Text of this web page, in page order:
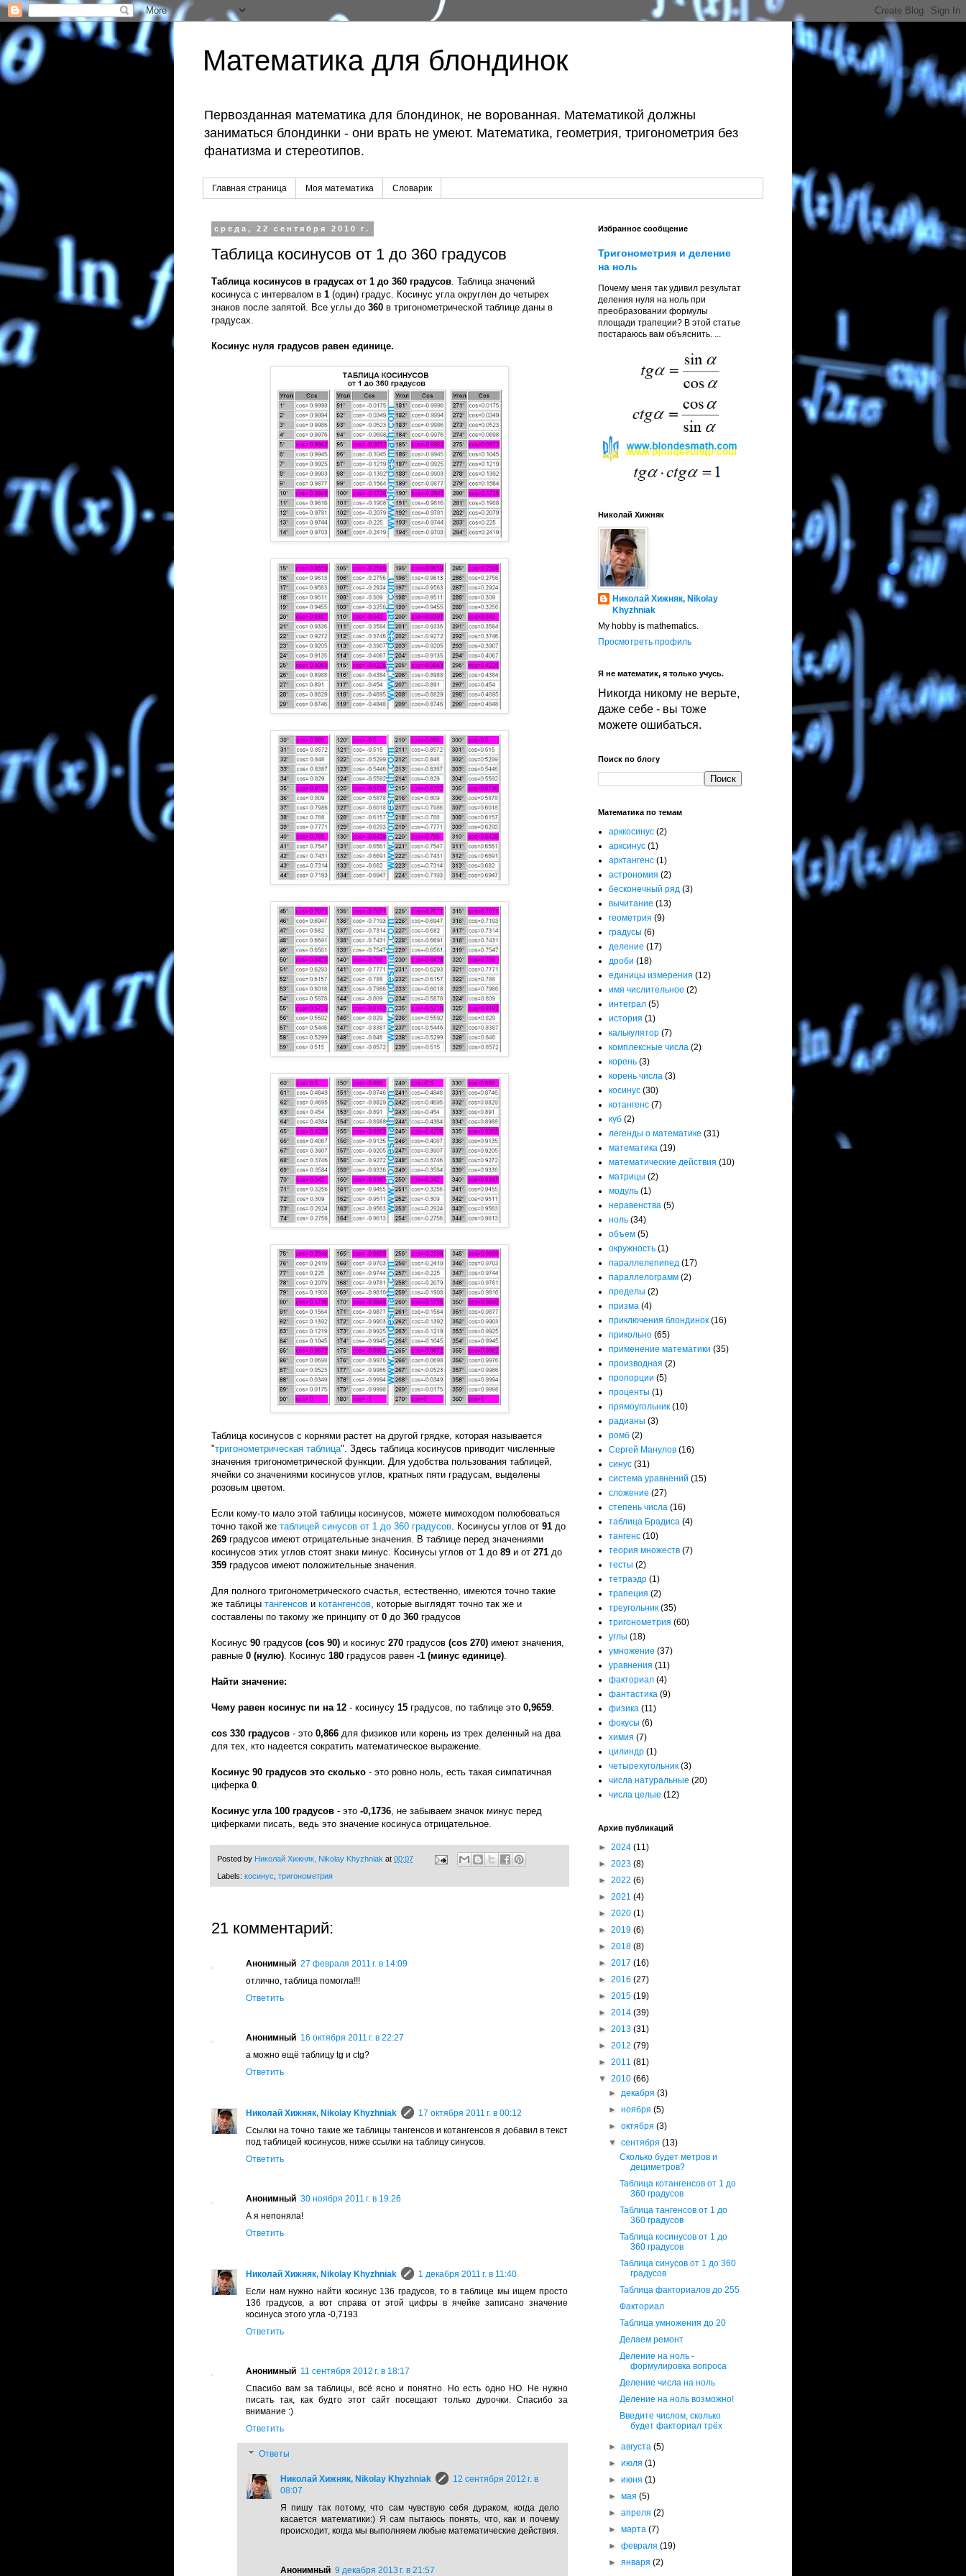
Математика для блондинок
Первозданная математика для блондинок, не ворованная. Математикой должны
заниматься блондинки - они врать не умеют. Математика, геометрия, тригонометрия без
фанатизма и стереотипов.
Главная страница Моя математика Словарик
среда, 22 сентября 2010 г.
Таблица косинусов от 1 до 360 градусов
Таблица косинусов в градусах от 1 до 360 градусов. Таблица значений
косинуса с интервалом в 1 (один) градус. Косинус угла округлен до четырех
знаков после запятой. Все углы до 360 в тригонометрической таблице даны в
градусах.
Косинус нуля градусов равен единице.
Таблица косинусов с корнями растет на другой грядке, которая называется
"тригонометрическая таблица". Здесь таблица косинусов приводит численные
значения тригонометрической функции. Для удобства пользования таблицей,
ячейки со значениями косинусов углов, кратных пяти градусам, выделены
розовым цветом.
Если кому-то мало этой таблицы косинусов, можете мимоходом полюбоваться
точно такой же таблицей синусов от 1 до 360 градусов. Косинусы углов от 91 до
269 градусов имеют отрицательные значения. В таблице перед значениями
косинусов этих углов стоят знаки минус. Косинусы углов от 1 до 89 и от 271 до
359 градусов имеют положительные значения.
Для полного тригонометрического счастья, естественно, имеются точно такие
же таблицы тангенсов и котангенсов, которые выглядят точно так же и
составлены по такому же принципу от 0 до 360 градусов
Косинус 90 градусов (cos 90) и косинус 270 градусов (cos 270) имеют значения,
равные 0 (нулю). Косинус 180 градусов равен -1 (минус единице).
Найти значение:
Чему равен косинус пи на 12 - косинусу 15 градусов, по таблице это 0,9659.
cos 330 градусов - это 0,866 для физиков или корень из трех деленный на два
для тех, кто надеется сократить математическое выражение.
Косинус 90 градусов это сколько - это ровно ноль, есть такая симпатичная
циферка 0.
Косинус угла 100 градусов - это -0,1736, не забываем значок минус перед
циферками писать, ведь это значение косинуса отрицательное.
Posted by Николай Хижняк, Nikolay Khyzhniak at 00:07
Labels: косинус, тригонометрия
21 комментарий:
Анонимный 27 февраля 2011 г. в 14:09
отлично, таблица помогла!!!
Ответить
Анонимный 16 октября 2011 г. в 22:27
а можно ещё таблицу tg и ctg?
Ответить
Николай Хижняк, Nikolay Khyzhniak
17 октября 2011 г. в 00:12
Ссылки на точно такие же таблицы тангенсов и котангенсов я добавил в текст
под таблицей косинусов, ниже ссылки на таблицу синусов.
Ответить
Анонимный 30 ноября 2011 г. в 19:26
А я непоняла!
Ответить
Николай Хижняк, Nikolay Khyzhniak
1 декабря 2011 г. в 11:40
Если нам нужно найти косинус 136 градусов, то в таблице мы ищем просто
136 градусов, а вот справа от этой цифры в ячейке записано значение
косинуса этого угла -0,7193
Ответить
Анонимный 11 сентября 2012 г. в 18:17
Спасибо вам за таблицы, всё ясно и понятно. Но есть одно НО. Не нужно
писать так, как будто этот сайт посещают только дурочки. Спасибо за
внимание :)
Ответить
Ответы
Николай Хижняк, Nikolay Khyzhniak
12 сентября 2012 г. в
08:07
Я пишу так потому, что сам чувствую себя дураком, когда дело
касается математики:) Я сам пытаюсь понять, что, как и почему
происходит, когда мы выполняем любые математические действия.
Анонимный 9 декабря 2013 г. в 21:57
Избранное сообщение
Тригонометрия и деление
на ноль
Почему меня так удивил результат
деления нуля на ноль при
преобразовании формулы
площади трапеции? В этой статье
постараюсь вам объяснить. ...
Николай Хижняк
Николай Хижняк, Nikolay
Khyzhniak
My hobby is mathematics.
Просмотреть профиль
Я не математик, я только учусь.
Никогда никому не верьте,
даже себе - вы тоже
можете ошибаться.
Поиск по блогу
Математика по темам
арккосинус (2)
арксинус (1)
арктангенс (1)
астрономия (2)
бесконечный ряд (3)
вычитание (13)
геометрия (9)
градусы (6)
деление (17)
дроби (18)
единицы измерения (12)
имя числительное (2)
интеграл (5)
история (1)
калькулятор (7)
комплексные числа (2)
корень (3)
корень числа (3)
косинус (30)
котангенс (7)
куб (2)
легенды о математике (31)
математика (19)
математические действия (10)
матрицы (2)
модуль (1)
неравенства (5)
ноль (34)
объем (5)
окружность (1)
параллелепипед (17)
параллелограмм (2)
пределы (2)
призма (4)
приключения блондинок (16)
прикольно (65)
применение математики (35)
производная (2)
пропорции (5)
проценты (1)
прямоугольник (10)
радианы (3)
ромб (2)
Сергей Манулов (16)
синус (31)
система уравнений (15)
сложение (27)
степень числа (16)
таблица Брадиса (4)
тангенс (10)
теория множеств (7)
тесты (2)
тетраэдр (1)
трапеция (2)
треугольник (35)
тригонометрия (60)
углы (18)
умножение (37)
уравнения (11)
факториал (4)
фантастика (9)
физика (11)
фокусы (6)
химия (7)
цилиндр (1)
четырехугольник (3)
числа натуральные (20)
числа целые (12)
Архив публикаций
► 2024 (11)
► 2023 (8)
► 2022 (6)
► 2021 (4)
► 2020 (1)
► 2019 (6)
► 2018 (8)
► 2017 (16)
► 2016 (27)
► 2015 (19)
► 2014 (39)
► 2013 (31)
► 2012 (79)
► 2011 (81)
▼ 2010 (66)
►декабря(3)
►ноября(5)
►октября(3)
▼сентября(13)
Сколько будет метров и
дециметров?
Таблица котангенсов от 1 до
360 градусов
Таблица тангенсов от 1 до
360 градусов
Таблица косинусов от 1 до
360 градусов
Таблица синусов от 1 до 360
градусов
Таблица факториалов до 255
Факториал
Таблица умножения до 20
Делаем ремонт
Деление на ноль -
формулировка вопроса
Деление числа на ноль
Деление на ноль возможно!
Введите числом, сколько
будет факториал трёх
►августа(5)
►июля(1)
►июня(1)
►мая(5)
►апреля(2)
►марта(7)
►февраля(19)
►января(2)